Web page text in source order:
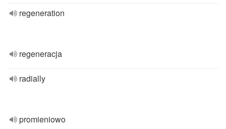
regeneration
regeneracja
radially
promieniowo